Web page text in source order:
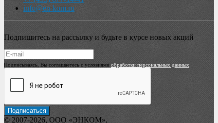
info@en-kom.ru
Подпишитесь на рассылку и будьте в курсе новых акций
Подписываясь, Вы соглашаетесь с условиями обработки персональных данных
© 2007-2026, ООО «ЭНКОМ»,